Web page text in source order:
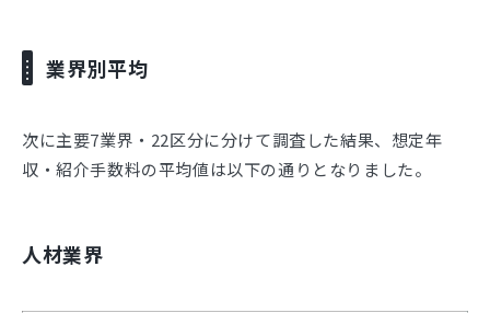
業界別平均
次に主要7業界・22区分に分けて調査した結果、想定年
収・紹介手数料の平均値は以下の通りとなりました。
人材業界